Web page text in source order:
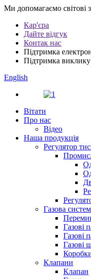
Ми допомагаємо світові
Кар'єра
Дайте відгук
Контак нас
Підтримка
Підтримка виклику
English
Вітати
Про нас
Відео
Наша продукція
Регулятор
Газова
Газові
Газові
Газові
Клапани
Клапан